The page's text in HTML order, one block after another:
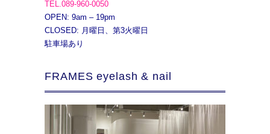
TEL.089-960-0050
OPEN: 9am – 19pm
CLOSED: 月曜日、第3火曜日
駐車場あり
FRAMES eyelash & nail